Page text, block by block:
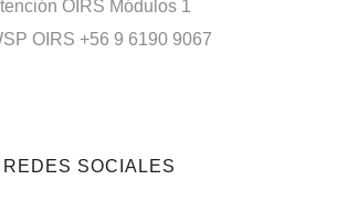
OIRS Módulos 1
OIRS +56 9 6190 9067
REDES SOCIALES